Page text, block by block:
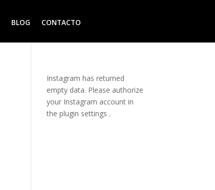
BLOG CONTACTO
Instagram has returned
empty data. Please authorize
your Instagram account in
theplugin settings .